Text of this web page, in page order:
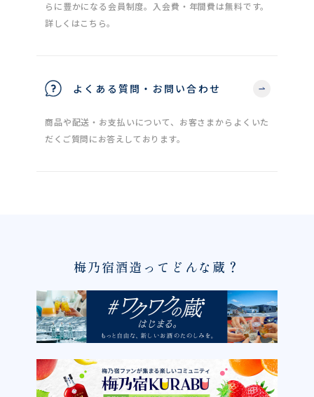
らに豊かになる会員制度。入会費・年間費は無料です。
詳しくはこちら。
よくある質問・お問い合わせ
商品や配送・お支払いについて、お客さまからよくいた
だくご質問にお答えしております。
梅乃宿酒造ってどんな蔵？